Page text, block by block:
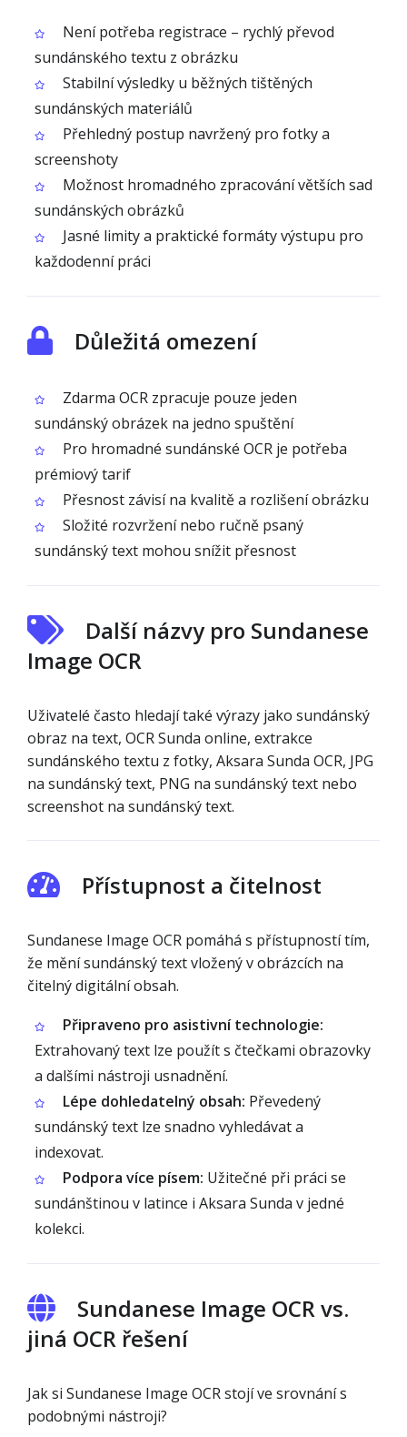
Není potřeba registrace – rychlý převod
sundánského textu z obrázku
Stabilní výsledky u běžných tištěných
sundánských materiálů
Přehledný postup navržený pro fotky a
screenshoty
Možnost hromadného zpracování větších sad
sundánských obrázků
Jasné limity a praktické formáty výstupu pro
každodenní práci
Důležitá omezení
Zdarma OCR zpracuje pouze jeden
sundánský obrázek na jedno spuštění
Pro hromadné sundánské OCR je potřeba
prémiový tarif
Přesnost závisí na kvalitě a rozlišení obrázku
Složité rozvržení nebo ručně psaný
sundánský text mohou snížit přesnost
Další názvy pro Sundanese
Image OCR
Uživatelé často hledají také výrazy jako sundánský
obraz na text, OCR Sunda online, extrakce
sundánského textu z fotky, Aksara Sunda OCR, JPG
na sundánský text, PNG na sundánský text nebo
screenshot na sundánský text.
Přístupnost a čitelnost
Sundanese Image OCR pomáhá s přístupností tím,
že mění sundánský text vložený v obrázcích na
čitelný digitální obsah.
Připraveno pro asistivní technologie:
Extrahovaný text lze použít s čtečkami obrazovky
a dalšími nástroji usnadnění.
Lépe dohledatelný obsah: Převedený
sundánský text lze snadno vyhledávat a
indexovat.
Podpora více písem: Užitečné při práci se
sundánštinou v latince i Aksara Sunda v jedné
kolekci.
Sundanese Image OCR vs.
jiná OCR řešení
Jak si Sundanese Image OCR stojí ve srovnání s
podobnými nástroji?